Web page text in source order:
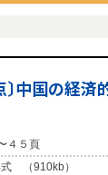
〕中国の経
４５頁
（910kb）